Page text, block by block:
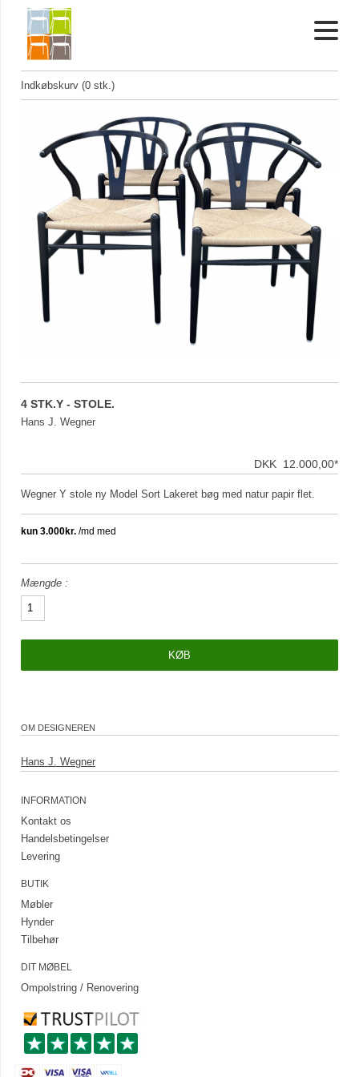
Indkøbskurv (0 stk.)
4 STK.Y - STOLE.
Hans J. Wegner
DKK 12.000,00*
Wegner Y stole ny Model Sort Lakeret bøg med natur papir flet.
Mængde
OM DESIGNEREN
Hans J. Wegner
INFORMATION
Kontakt os
Handelsbetingelser
Levering
BUTIK
Møbler
Hynder
Tilbehør
DIT MØBEL
Ompolstring / Renovering